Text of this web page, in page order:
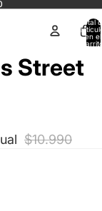
Total
en el
Street
$10.990